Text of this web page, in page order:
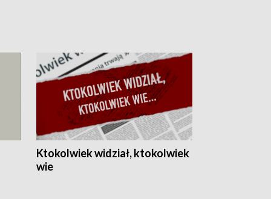
Ktokolwiek widział, ktokolwiek
wie